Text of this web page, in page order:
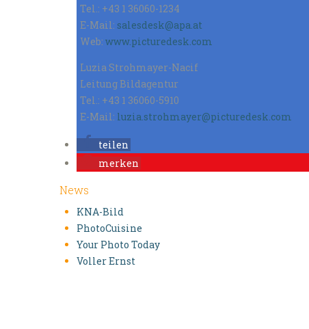
Tel.: +43 1 36060-1234
E-Mail: salesdesk@apa.at
Web: www.picturedesk.com
Luzia Strohmayer-Nacif
Leitung Bildagentur
Tel.: +43 1 36060-5910
E-Mail: luzia.strohmayer@picturedesk.com
teilen
merken
News
KNA-Bild
PhotoCuisine
Your Photo Today
Voller Ernst